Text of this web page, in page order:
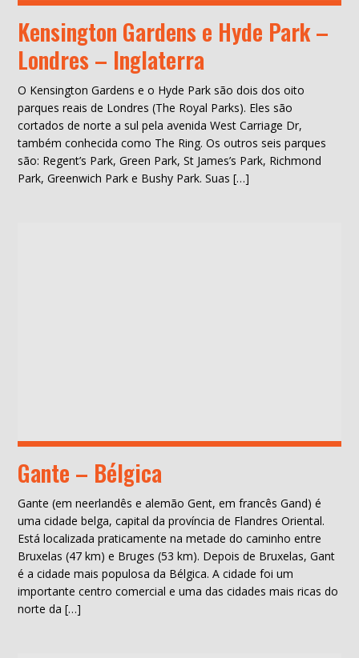
Kensington Gardens e Hyde Park –
Londres – Inglaterra
O Kensington Gardens e o Hyde Park são dois dos oito
parques reais de Londres (The Royal Parks). Eles são
cortados de norte a sul pela avenida West Carriage Dr,
também conhecida como The Ring. Os outros seis parques
são: Regent’s Park, Green Park, St James’s Park, Richmond
Park, Greenwich Park e Bushy Park. Suas […]
Gante – Bélgica
Gante (em neerlandês e alemão Gent, em francês Gand) é
uma cidade belga, capital da província de Flandres Oriental.
Está localizada praticamente na metade do caminho entre
Bruxelas (47 km) e Bruges (53 km). Depois de Bruxelas, Gant
é a cidade mais populosa da Bélgica. A cidade foi um
importante centro comercial e uma das cidades mais ricas do
norte da […]